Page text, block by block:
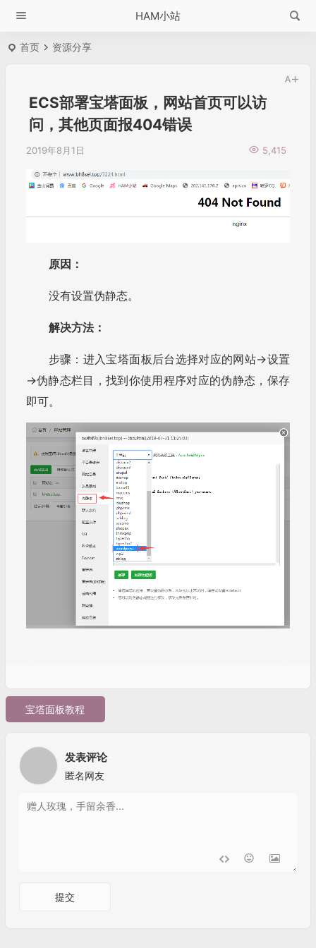
HAM小站
首页 资源分享
ECS部署宝塔面板，网站首页可以访
问，其他页面报404错误
2019年8月1日 5,415
原因：
没有设置伪静态。
解决方法：
步骤：进入宝塔面板后台选择对应的网站→设置
→伪静态栏目，找到你使用程序对应的伪静态，保存
即可。
宝塔面板教程
发表评论
匿名网友
提交